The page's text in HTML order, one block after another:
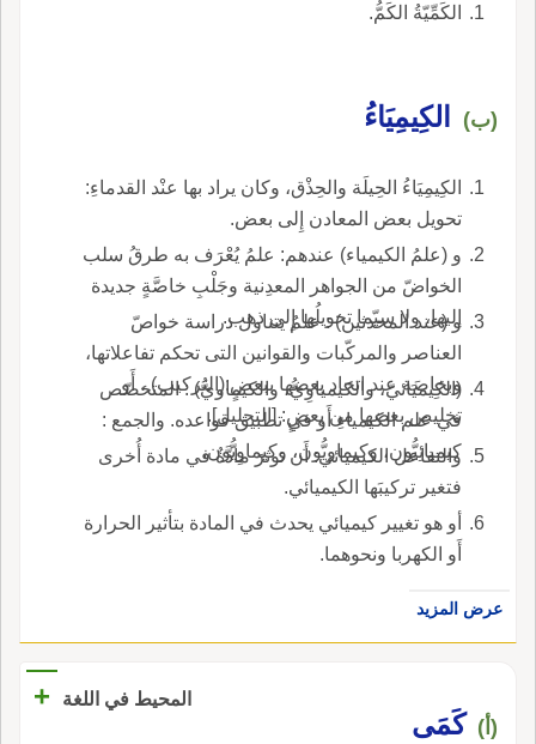
الكَمِّيّةُ الكَمُّ.
(ب) الكِيمِيَاءُ
الكِيمِيَاءُ الحِيلَة والحِذْق، وكان يراد بها عنْد القدماءِ:
تحويل بعض المعادن إِلى بعض.
و (علمُ الكيمياء) عندهم: علمُ يُعْرَف به طرقُ سلب
الخواضّ من الجواهر المعدِنية وجَلْبِ خاصَّةٍ جديدة
إليها، ولا سيّما تحويلُها إِلى ذهب.
و (عند المحدثين) : علمُ يتناول دراسة خواصّ
العناصر والمركّبات والقوانين التى تحكم تفاعلاتها،
وبخاصَة عند اتحاد بعضها ببعضٍ:(التركيب) ، أَو
تخليص بعضها من بعضٍ: [التحليل].
(الكِيميَائيّ، والكيمياوِيُّ، والكيماويُّ) : المتخصّص
في علم الكيمياءِ أَو في تطبيق قواعده. والجمع :
كيميائِيُّون، وكيماويُّون، وكيماوِيُّون.
والتفاعل الكيميائي: أَن توثرَ مادَّةٌ في مادة أُخرى
فتغير تركيبَها الكيميائي.
أو هو تغيير كيميائي يحدث في المادة بتأثير الحرارة
أَو الكهربا ونحوهما.
عرض المزيد
المحيط في اللغة +
(أ) كَمَى